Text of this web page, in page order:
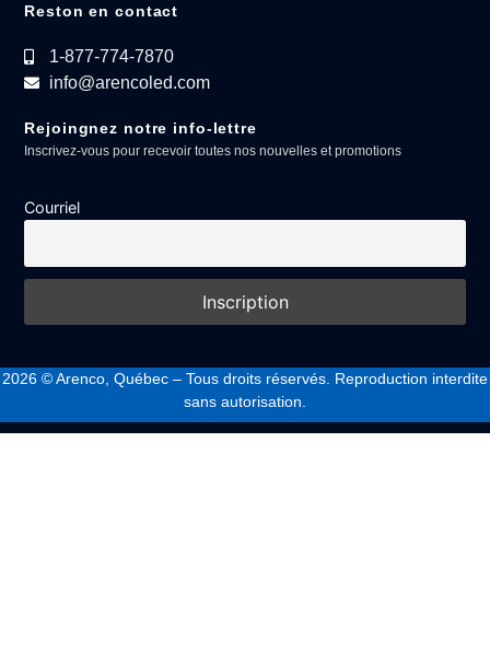
Reston en contact
1-877-774-7870
info@arencoled.com
Rejoingnez notre info-lettre
Inscrivez-vous pour recevoir toutes nos nouvelles et promotions
Courriel
2026 © Arenco, Québec – Tous droits réservés. Reproduction interdite
sans autorisation.